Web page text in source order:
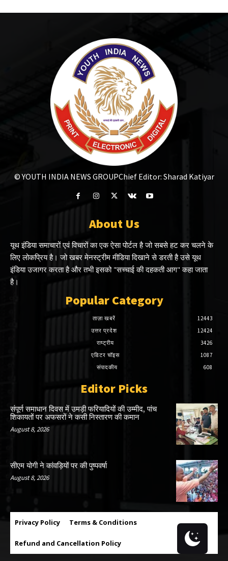
© YOUTH INDIA NEWS GROUPChief Editor: Sharad Katiyar
About Us
यूथ इंडिया समाचारों एवं विचारों का एक ऐसा पोर्टल है जो सबसे हट कर चलने के
लिए लोकप्रिय है। जो खबर मेनस्ट्रीम मीडिया दिखाने से डरती है उसे यूथ
इंडिया उजागर करता है और तभी इसको "सच्चाई की दहकती आग" कहा जाता
है।
Popular Category
ताज़ा खबरें
12443
उत्तर प्रदेश
12424
राष्ट्रीय
3426
एडिटर चॉइस
1087
संपादकीय
608
Editor Picks
संपूर्ण समाधान दिवस में उमड़ी फरियादियों की उम्मीद, पांच
शिकायतों पर अफसरों ने कसी निस्तारण की कमान
August 8, 2026
सीएम योगी ने कांवड़ियों पर की पुष्पवर्षा
August 8, 2026
Privacy Policy Terms & Conditions
Refund and Cancellation Policy